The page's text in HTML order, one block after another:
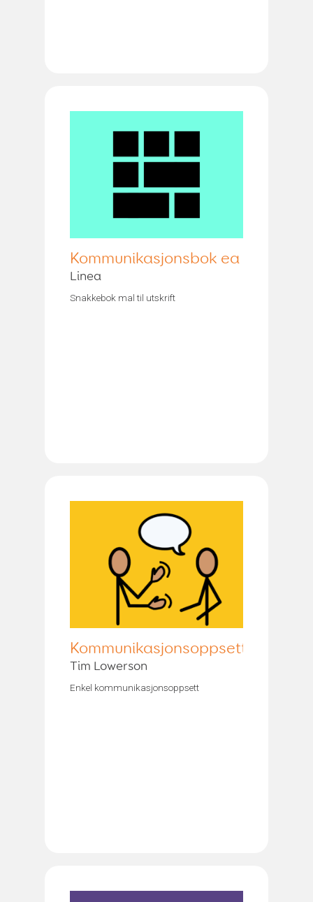
Kommunikasjonsbok ea
Linea
Snakkebok mal til utskrift
Kommunikasjonsoppsett
Tim Lowerson
Enkel kommunikasjonsoppsett